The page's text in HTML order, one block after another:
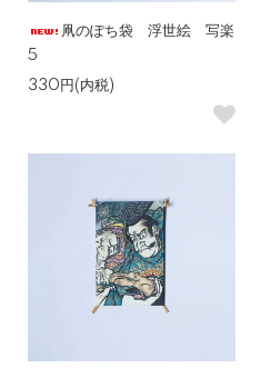
凧のぽち袋 浮世絵 写楽
5
330円(内税)